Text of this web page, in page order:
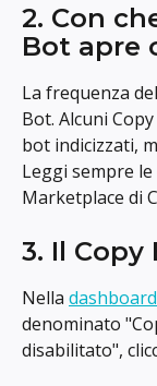
2. Con
Bot apre
La frequenza
Bot. Alcuni
bot indicizzati,
Leggi sempre
Marketplace di
3. Il
Nella
denominato
disabilitato",